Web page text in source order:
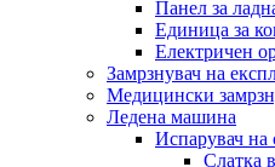
Панел за
Единица за
Електричен
Замрзнувач на
Медицински
Ледена машина
Испарувач на
Слатка